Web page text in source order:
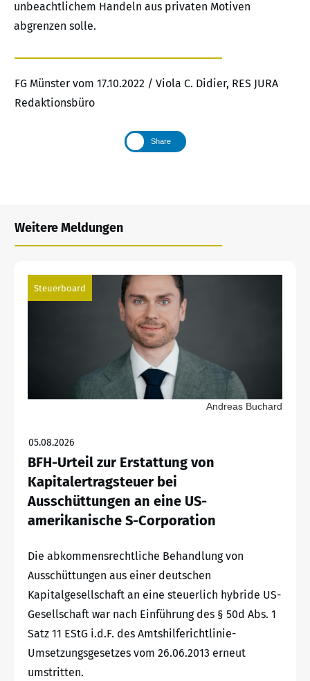
unbeachtlichem Handeln aus privaten Motiven
abgrenzen solle.
FG Münster vom 17.10.2022 / Viola C. Didier, RES JURA
Redaktionsbüro
Share
Weitere Meldungen
Steuerboard
Andreas Buchard
05.08.2026
BFH-Urteil zur Erstattung von
Kapitalertragsteuer bei
Ausschüttungen an eine US-
amerikanische S-Corporation
Die abkommensrechtliche Behandlung von
Ausschüttungen aus einer deutschen
Kapitalgesellschaft an eine steuerlich hybride US-
Gesellschaft war nach Einführung des § 50d Abs. 1
Satz 11 EStG i.d.F. des Amtshilferichtlinie-
Umsetzungsgesetzes vom 26.06.2013 erneut
umstritten.